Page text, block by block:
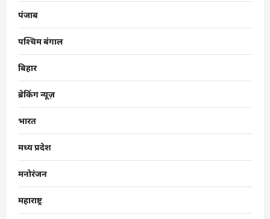
पंजाब
पश्चिम बंगाल
बिहार
ब्रेकिंग न्यूज़
भारत
मध्य प्रदेश
मनोरंजन
महाराष्ट्र